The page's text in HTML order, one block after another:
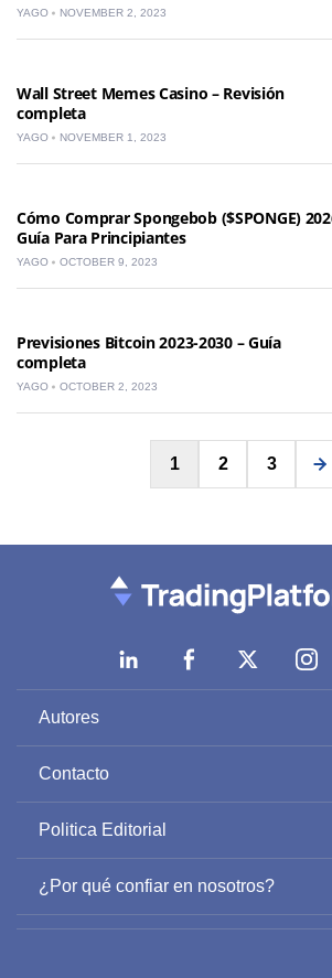
YAGO NOVEMBER 2, 2023
Wall Street Memes Casino – Revisión
completa
YAGO NOVEMBER 1, 2023
Cómo Comprar Spongebob ($SPONGE)
Guía Para Principiantes
YAGO OCTOBER 9, 2023
Previsiones Bitcoin 2023-2030 – Guía
completa
YAGO OCTOBER 2, 2023
Posts
1 2 3
Autores
Contacto
Politica Editorial
¿Por qué confiar en nosotros?